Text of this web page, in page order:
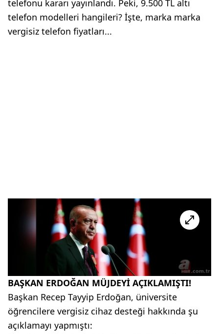
telefonu kararı yayınlandı. Peki, 9.500 TL altı
telefon modelleri hangileri? İşte, marka marka
vergisiz telefon fiyatları...
BAŞKAN ERDOĞAN MÜJDEYİ AÇIKLAMIŞTI!
Başkan Recep Tayyip Erdoğan, üniversite
öğrencilere vergisiz cihaz desteği hakkında şu
açıklamayı yapmıştı: